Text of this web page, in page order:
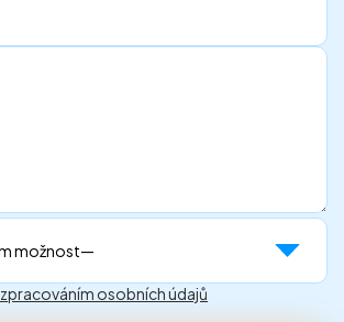
zpracováním osobních údajů